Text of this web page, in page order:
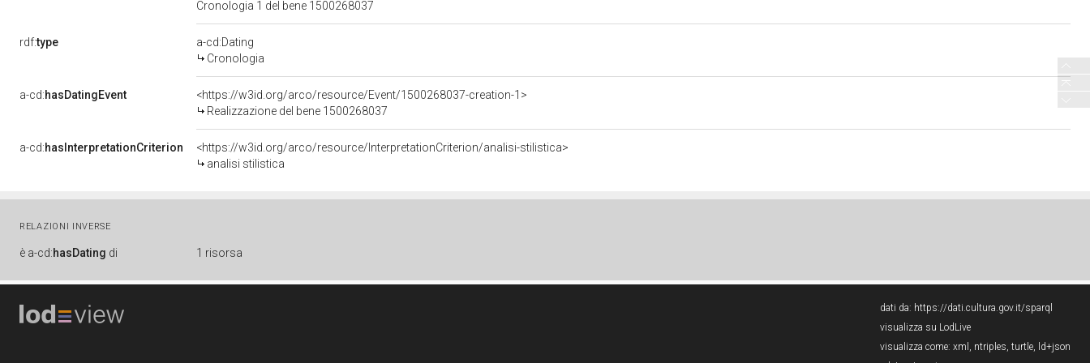
Cronologia 1 del bene 1500268037
rdf:type
a-cd:Dating
Cronologia
a-cd:hasDatingEvent
<https://w3id.org/arco/resource/Event/1500268037-creation-1>
Realizzazione del bene 1500268037
a-cd:hasInterpretationCriterion
<https://w3id.org/arco/resource/InterpretationCriterion/analisi-stilistica>
analisi stilistica
RELAZIONI INVERSE
è a-cd:hasDating di 1 risorsa
dati da: https://dati.cultura.gov.it/sparql
visualizza su LodLive
visualizza come: xml , ntriples, turtle, ld+json